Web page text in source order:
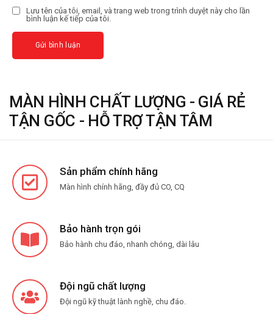
Lưu tên của tôi, email, và trang web trong trình duyệt này cho lần
bình luận kế tiếp của tôi.
MÀN HÌNH CHẤT LƯỢNG - GIÁ RẺ
TẬN GỐC - HỖ TRỢ TẬN TÂM
Sản phẩm chính hãng
Màn hình chính hãng, đầy đủ CO, CQ
Bảo hành trọn gói
Bảo hành chu đáo, nhanh chóng, dài lâu
Đội ngũ chất lượng
Đội ngũ kỹ thuật lành nghề, chu đáo.